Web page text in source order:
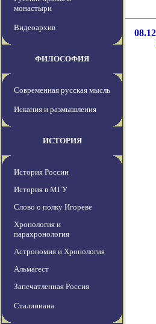
монастыри
Видеоархив
ФИЛОСОФИЯ
Современная русская мысль
Искания и размышления
ИСТОРИЯ
История России
История в МГУ
Слово о полку Игореве
Хронология и
парахронология
Астрономия и Хронология
Альмагест
Запечатленная Россия
Сталиниана